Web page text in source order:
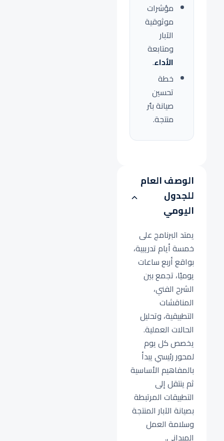
مؤشرات
موثوقية
الآبار
ومتابعة
الأداء.
خطة
تحسين
صيانة بئر
منتجة.
الوصف العام
للجدول
اليومي
يمتد البرنامج على
خمسة أيام تدريبية،
بواقع أربع ساعات
يوميًا، تجمع بين
الشرح الفني،
المناقشات
التطبيقية، وتحليل
الحالات العملية.
يخصص كل يوم
لمحور رئيسي يبدأ
بالمفاهيم الأساسية
ثم ينتقل إلى
التطبيقات المرتبطة
بصيانة الآبار المنتجة
وسلامة العمل
الميداني.